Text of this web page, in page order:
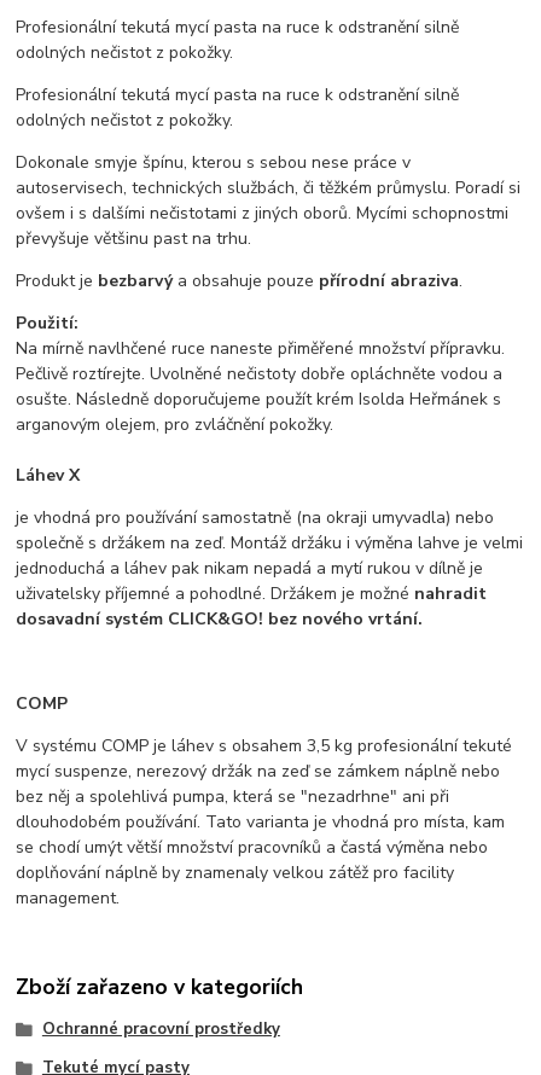
Profesionální tekutá mycí pasta na ruce k odstranění silně
odolných nečistot z pokožky.
​Profesionální tekutá mycí pasta na ruce k odstranění silně
odolných nečistot z pokožky.
Dokonale smyje špínu, kterou s sebou nese práce v
autoservisech, technických službách, či těžkém průmyslu. Poradí si
ovšem i s dalšími nečistotami z jiných oborů. Mycími schopnostmi
převyšuje většinu past na trhu.
Produkt je ​ bezbarvýa obsahuje pouze ​ přírodní abraziva.
Použití:
Na mírně navlhčené ruce naneste přiměřené množství přípravku.
Pečlivě roztírejte. Uvolněné nečistoty dobře opláchněte vodou a
osušte. Následně doporučujeme použít krém Isolda Heřmánek s
arganovým olejem, pro zvláčnění pokožky.​
Láhev X
je vhodná pro používání samostatně (na okraji umyvadla) nebo
společně s držákem na zeď. Montáž držáku i výměna lahve je velmi
jednoduchá a láhev pak nikam nepadá a mytí rukou v dílně je
uživatelsky příjemné a pohodlné. Držákem je možné nahradit
dosavadní systém CLICK&GO! bez nového vrtání.
COMP
V systému COMP je láhev s obsahem 3,5 kg profesionální tekuté
mycí suspenze, nerezový držák na zeď se zámkem náplně nebo
bez něj a spolehlivá pumpa, která se "nezadrhne" ani při
dlouhodobém používání. Tato varianta je vhodná pro místa, kam
se chodí umýt větší množství pracovníků a častá výměna nebo
doplňování náplně by znamenaly velkou zátěž pro facility
management.
Zboží zařazeno v kategoriích
Ochranné pracovní prostředky
Tekuté mycí pasty